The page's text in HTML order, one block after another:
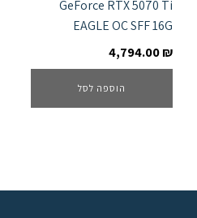
GeForce RTX 5070 Ti
EAGLE OC SFF 16G
4,794.00₪
הוספה לסל